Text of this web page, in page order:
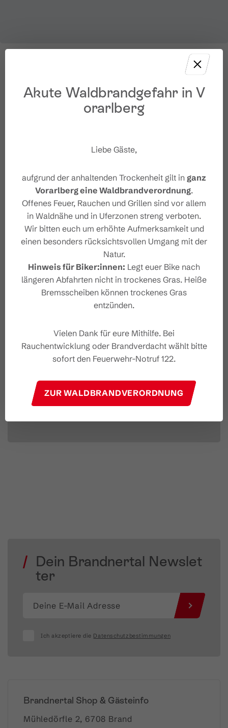
#wirsindbrandnertal
Feedback geben &
Deine Meinung ist uns wichtig – Feedback
geben und mit etwas Glück
Österreich gewinnen.
Dein Brandnertal Newslet
ter
Ich akzeptiere die Datenschutzbestimmungen
Brandnertal Shop & Gästeinfo
Mühledörfle 2, 6708 Brand
Akute Waldbrandgefahr in V
orarlberg
Liebe Gäste,
aufgrund der anhaltenden Trockenheit gilt in ganz
Vorarlberg eine Waldbrandverordnung.
Offenes Feuer, Rauchen und Grillen sind vor allem
in Waldnähe und in Uferzonen streng verboten.
Wir bitten euch um erhöhte Aufmerksamkeit und
einen besonders rücksichtsvollen Umgang mit der
Natur.
Hinweis für Biker:innen: Legt euer Bike nach
längeren Abfahrten nicht in trockenes Gras. Heiße
Bremsscheiben können trockenes Gras
entzünden.
Vielen Dank für eure Mithilfe. Bei
Rauchentwicklung oder Brandverdacht wählt bitte
sofort den Feuerwehr-Notruf 122.
ZUR WALDBRANDVERORDNUNG